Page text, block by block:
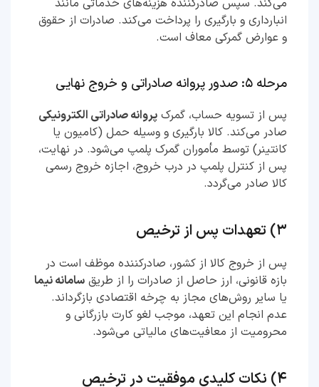
انبارداری و بارگیری را پرداخت می‌کند. صادرات از حقوق
و عوارض گمرکی معاف است.
مرحله ۵: صدور پروانه صادراتی و خروج نهایی
پس از تسویه حساب، گمرک پروانه صادراتی الکترونیکی
صادر می‌کند. کالا بارگیری و وسیله حمل (کامیون یا
کانتینر) توسط مأموران گمرک پلمپ می‌شود. در نهایت،
پس از کنترل پلمپ در درب خروج، اجازه خروج رسمی
کالا صادر می‌گردد.
۳) تعهدات پس از ترخیص
پس از خروج کالا از کشور، صادرکننده موظف است در
بازه قانونی، ارز حاصل از صادرات را از طریق سامانه نیما
یا سایر روش‌های مجاز به چرخه اقتصادی بازگرداند.
عدم انجام این تعهد، موجب لغو کارت بازرگانی و
محرومیت از معافیت‌های مالیاتی می‌شود.
۴) نکات کلیدی موفقیت در ترخیص